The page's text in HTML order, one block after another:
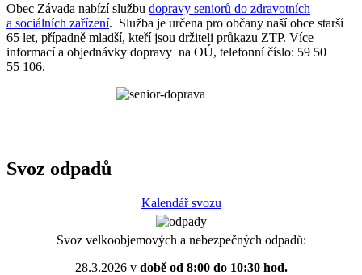
Obec Závada nabízí službu dopravy seniorů do zdravotních
a sociálních zařízení. Služba je určena pro občany naší obce starší
65 let, případně mladší, kteří jsou držiteli průkazu ZTP. Více
informací a objednávky dopravy na OÚ, telefonní číslo: 59 50
55 106.
Svoz odpadů
Kalendář svozu
Svoz velkoobjemových a nebezpečných odpadů:
28.3.2026 vdobě od 8:00 do 10:30 hod.